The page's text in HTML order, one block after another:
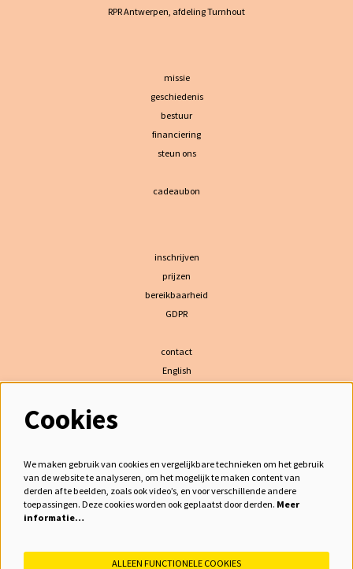
RPR Antwerpen, afdeling Turnhout
missie
geschiedenis
bestuur
financiering
steun ons
cadeaubon
inschrijven
prijzen
bereikbaarheid
GDPR
contact
English
meld je aan voor de nieuwsbrief
Cookies
We maken gebruik van cookies en vergelijkbare technieken om het gebruik
van de website te analyseren, om het mogelijk te maken content van
derden af te beelden, zoals ook video’s, en voor verschillende andere
toepassingen. Deze cookies worden ook geplaatst door derden. Meer
informatie…
ALLEEN FUNCTIONELE COOKIES